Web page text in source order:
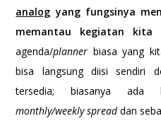
analog yang fungsinya
memantau kegiatan kita
agenda/planner biasa yang
bisa langsung diisi sendiri
tersedia; biasanya ada
monthly/weekly spreaddan